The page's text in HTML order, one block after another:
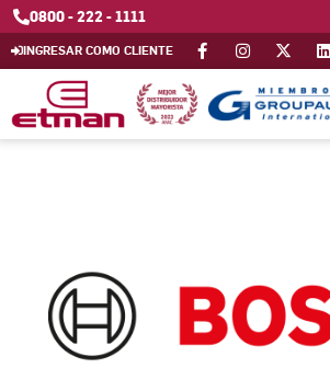
0800 - 222 - 1111
INGRESAR COMO CLIENTE